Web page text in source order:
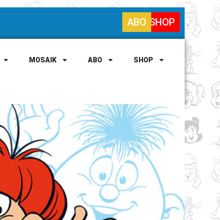
SHOP
ABO
MOSAIK ABO SHOP